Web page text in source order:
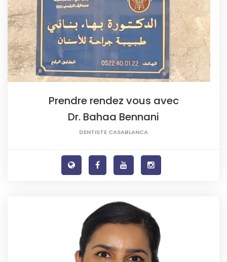
Prendre rendez vous avec
Dr. Bahaa Bennani
DENTISTE CASABLANCA